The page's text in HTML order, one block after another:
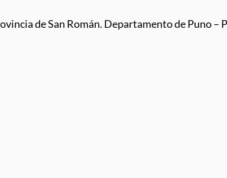
de San Román. Departamento de Puno –